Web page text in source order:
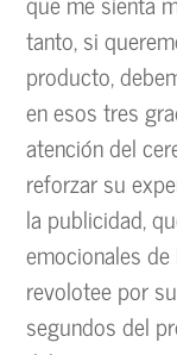
tanto, si
producto,
en esos tres
atención del
reforzar su
la publicidad,
emocionales
revolotee por
segundos del